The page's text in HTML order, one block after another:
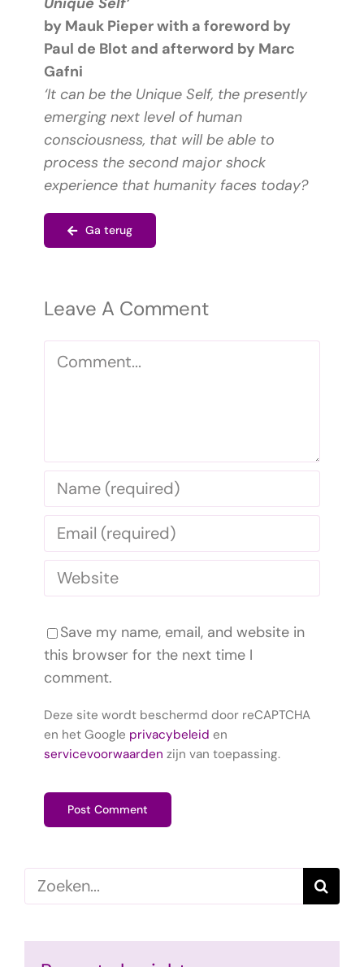
by Mauk Pieperwith a foreword by
Paul de Blot and afterword by Marc
Gafni
‘It can be the Unique Self, the presently
emerging next level of human
consciousness, that will be able to
process the second major shock
experience that humanity faces today?
Ga terug
Leave A Comment
Comment
Save my name, email, and website in
this browser for the next time I
comment.
Deze site wordt beschermd door reCAPTCHA
en het Google privacybeleid en
servicevoorwaarden zijn van toepassing.
Zoeken
naar: